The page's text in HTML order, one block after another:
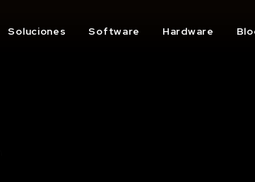
Soluciones Software Hardware